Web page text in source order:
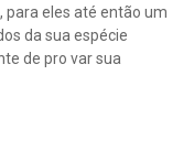
para eles até então um
da sua espécie
de pro var sua